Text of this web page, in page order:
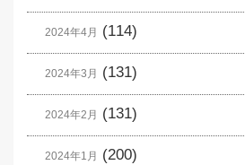
2024年4月 (114)
2024年3月 (131)
2024年2月 (131)
2024年1月 (200)